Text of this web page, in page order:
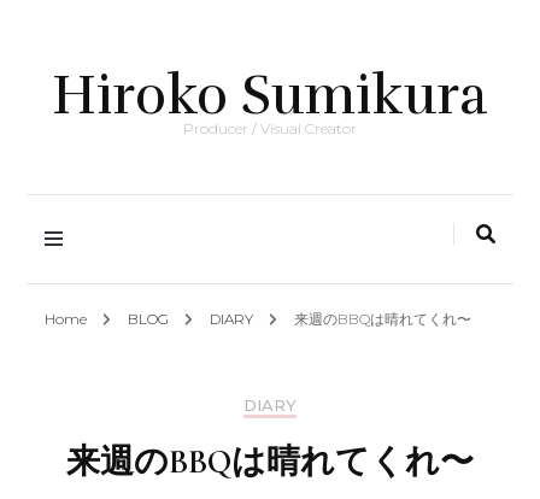
Hiroko Sumikura
Producer / Visual Creator
Home BLOG DIARY 来週のBBQは晴れてくれ〜
DIARY
来週のBBQは晴れてくれ〜